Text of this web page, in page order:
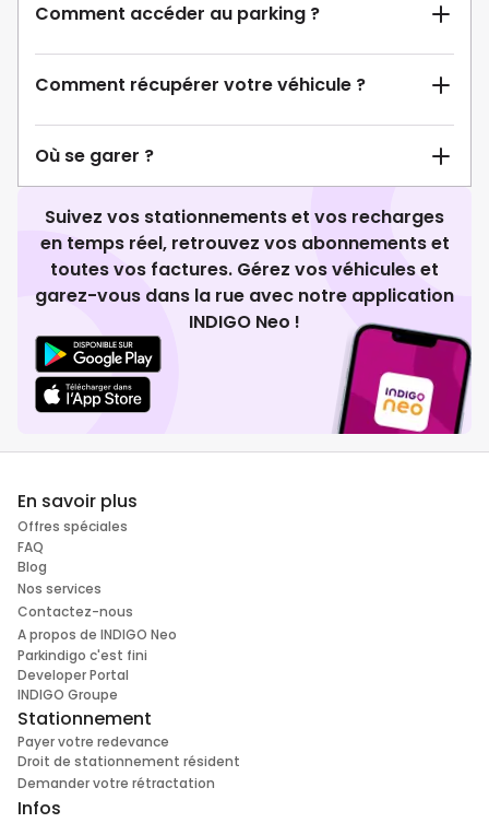
Comment accéder au parking ?
Comment récupérer votre véhicule ?
Où se garer ?
Suivez vos stationnements et vos recharges
en temps réel, retrouvez vos abonnements et
toutes vos factures. Gérez vos véhicules et
garez-vous dans la rue avec notre application
INDIGO Neo !
En savoir plus
Offres spéciales
FAQ
Blog
Nos services
Contactez-nous
A propos de INDIGO Neo
Parkindigo c'est fini
Developer Portal
INDIGO Groupe
Stationnement
Payer votre redevance
Droit de stationnement résident
Demander votre rétractation
Infos